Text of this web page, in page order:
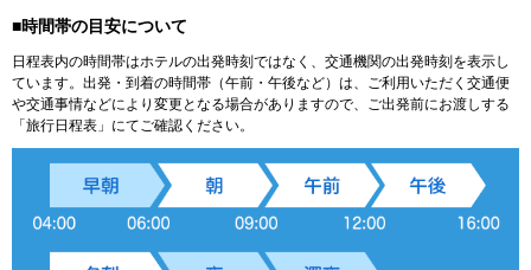
■時間帯の目安について
日程表内の時間帯はホテルの出発時刻ではなく、交通機関の出発時刻を表示し
ています。出発・到着の時間帯（午前・午後など）は、ご利用いただく交通便
や交通事情などにより変更となる場合がありますので、ご出発前にお渡しする
「旅行日程表」にてご確認ください。